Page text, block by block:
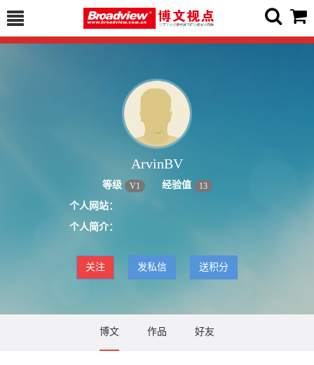
ArvinBV
等级 V1 经验值 13
个人网站：
个人简介：
关注 发私信 送积分
博文 作品 好友